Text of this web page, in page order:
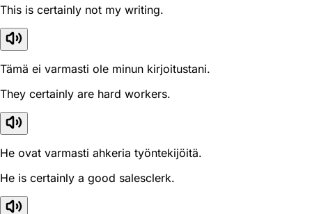
This is certainly not my writing.
Tämä ei varmasti ole minun kirjoitustani.
They certainly are hard workers.
He ovat varmasti ahkeria työntekijöitä.
He is certainly a good salesclerk.